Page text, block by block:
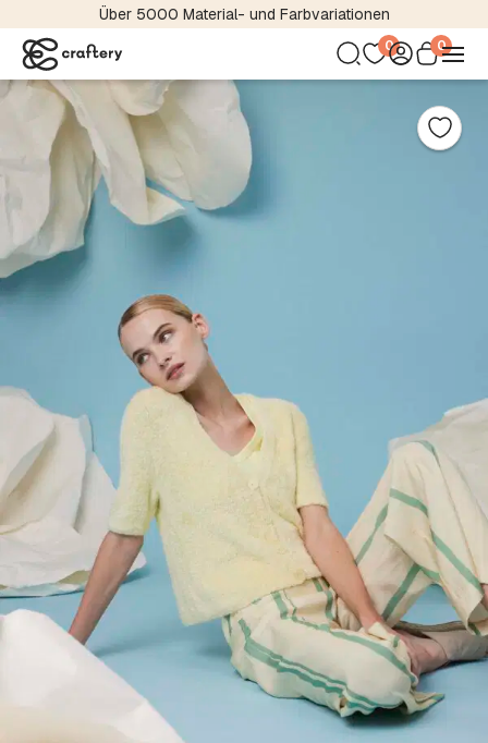
Über 5000 Material- und Farbvariationen
0 0